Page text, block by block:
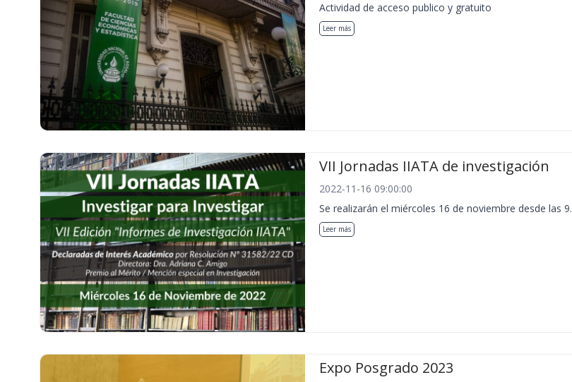
Actividad de acceso publico y gratuito
Leer más
VII Jornadas IIATA de investigación
2022-11-16 09:00:00
Se realizarán el miércoles 16 de noviembre desde las 9.
Leer más
Expo Posgrado 2023